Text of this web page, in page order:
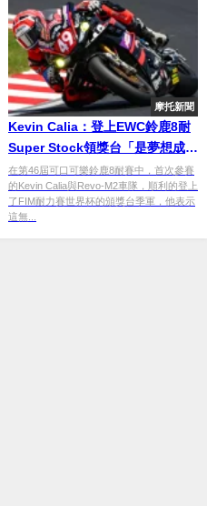
摩托新聞
Kevin Calia：登上EWC鈴鹿8耐
Super Stock領獎台「是夢想成
真」
在第46屆可口可樂鈴鹿8耐賽中，首次參賽
的Kevin Calia與Revo-M2車隊，順利的登上
了FIM耐力賽世界杯的頒獎台季軍，他表示
這無...